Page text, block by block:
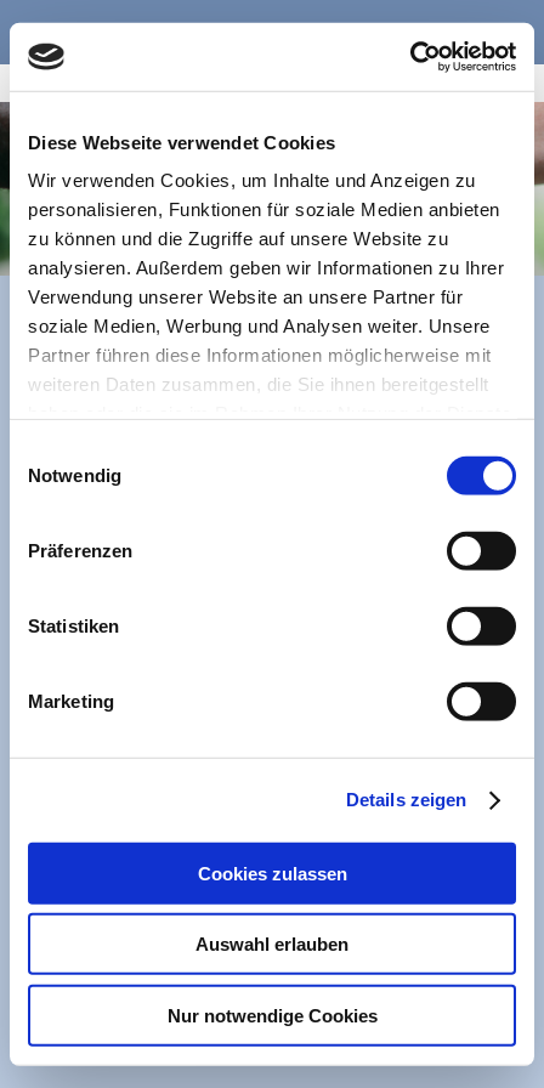
Diese Webseite verwendet Cookies
Wir verwenden Cookies, um Inhalte und Anzeigen zu
personalisieren, Funktionen für soziale Medien anbieten
zu können und die Zugriffe auf unsere Website zu
analysieren. Außerdem geben wir Informationen zu Ihrer
Verwendung unserer Website an unsere Partner für
soziale Medien, Werbung und Analysen weiter. Unsere
Partner führen diese Informationen möglicherweise mit
weiteren Daten zusammen, die Sie ihnen bereitgestellt
Notwendig
Präferenzen
Statistiken
Marketing
Details zeigen
Cookies zulassen
Auswahl erlauben
Nur notwendige Cookies
Helferkreis Asyl Altomünster
Links
Folgende Liste beinhaltet wichtige Links, die Sie
interessieren könnten.
Netzwerk Asyl-Helferkreise im Landkreis Dachau
Landratsamt Dachau
Stadtbibliothek München
Altomünster
Login
Webansicht